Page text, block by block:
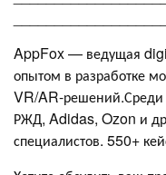
AppFox — ведущая
опытом в разработке
VR/AR-
РЖД, Adidas, Ozon и
специалистов. 550+